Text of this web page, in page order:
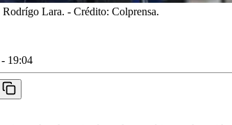
Rodrígo Lara. - Crédito: Colprensa.
19:04